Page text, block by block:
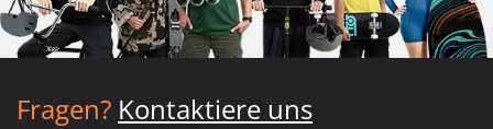
Fragen? Kontaktiere uns